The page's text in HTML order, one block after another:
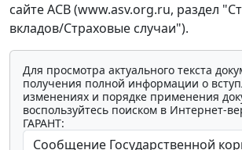
сайте АСВ (www.asv.org.ru, раздел
вкладов/Страховые случаи").
Для просмотра актуального текста
получения полной информации о
изменениях и порядке применения
воспользуйтесь поиском в Интернет-
ГАРАНТ: